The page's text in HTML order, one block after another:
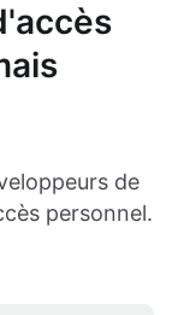
de
personnel.